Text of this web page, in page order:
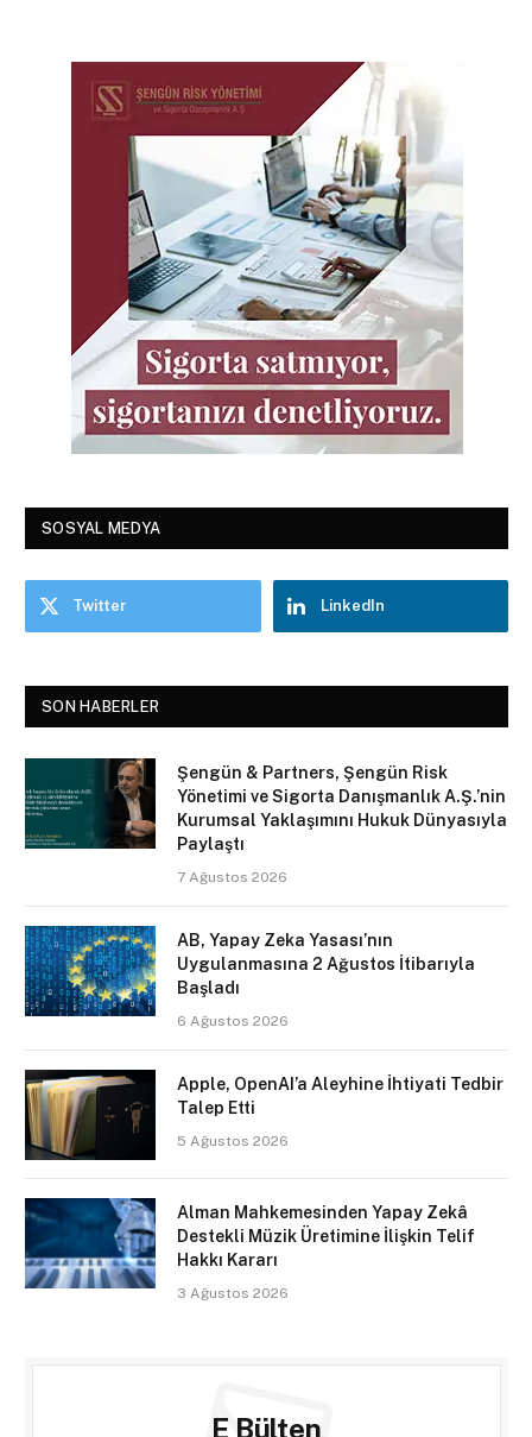
SOSYAL MEDYA
Twitter LinkedIn
SON HABERLER
Şengün & Partners, Şengün Risk
Yönetimi ve Sigorta Danışmanlık A.Ş.’nin
Kurumsal Yaklaşımını Hukuk Dünyasıyla
Paylaştı
7 Ağustos 2026
AB, Yapay Zeka Yasası’nın
Uygulanmasına 2 Ağustos İtibarıyla
Başladı
6 Ağustos 2026
Apple, OpenAI’a Aleyhine İhtiyati Tedbir
Talep Etti
5 Ağustos 2026
Alman Mahkemesinden Yapay Zekâ
Destekli Müzik Üretimine İlişkin Telif
Hakkı Kararı
3 Ağustos 2026
E Bülten